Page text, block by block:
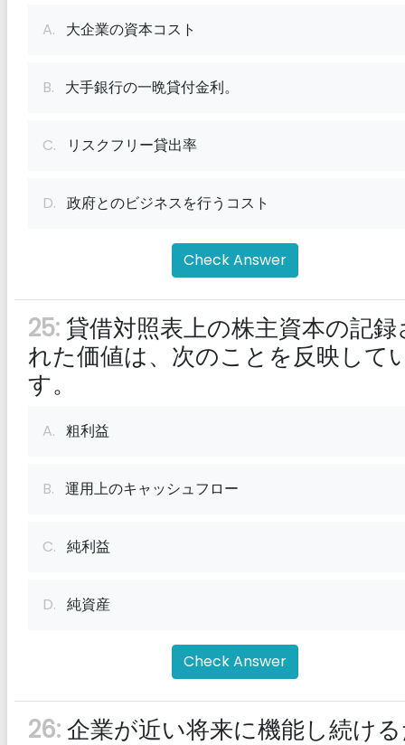
A. 大企業の資本コスト
B. 大手銀行の一晩貸付金利。
C. リスクフリー貸出率
D. 政府とのビジネスを行うコスト
Check Answer
25: 貸借対照表上の株主資本の記録
れた価値は、次のことを反映して
す。
A. 粗利益
B. 運用上のキャッシュフロー
C. 純利益
D. 純資産
Check Answer
26:企業が近い将来に機能し続け